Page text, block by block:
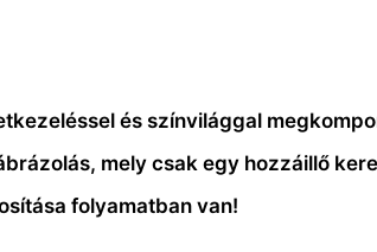
és színvilággal
mely csak egy hozzáillő
folyamatban van!